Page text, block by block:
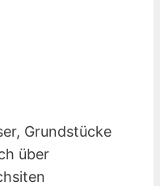
Grundstücke
über